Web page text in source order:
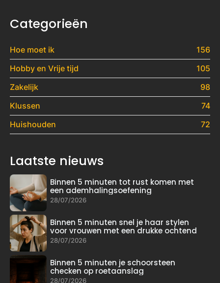
Categorieën
Hoe moet ik
156
Hobby en Vrije tijd
105
Zakelijk
98
Klussen
74
Huishouden
72
Laatste nieuws
Binnen 5 minuten tot rust komen met
een ademhalingsoefening
28/07/2026
Binnen 5 minuten snel je haar stylen
voor vrouwen met een drukke ochtend
28/07/2026
Binnen 5 minuten je schoorsteen
checken op roetaanslag
28/07/2026